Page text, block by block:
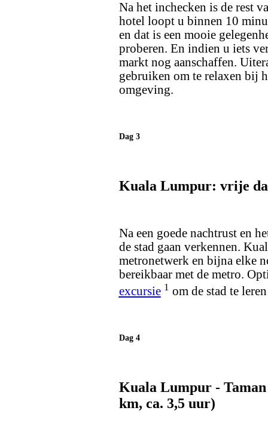
Na het inchecken is de rest
hotel loopt u binnen 10
en dat is een mooie
proberen. En indien u iets
markt nog aanschaffen.
gebruiken om te relaxen bij
omgeving.
Dag 3
Kuala Lumpur: vrije
Na een goede nachtrust en
de stad gaan verkennen.
metronetwerk en bijna elke
bereikbaar met de metro.
excursie 1 om de stad te
Dag 4
Kuala Lumpur -
km, ca. 3,5 uur)